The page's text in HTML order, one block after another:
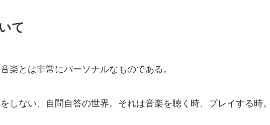
て
楽とは非常にパーソナルなものである。
しない、自問自答の世界。それは音楽を聴く時、プレイする時